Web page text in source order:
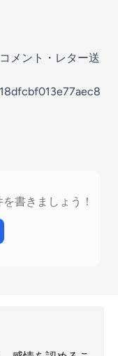
メント・レター送
書きましょう！